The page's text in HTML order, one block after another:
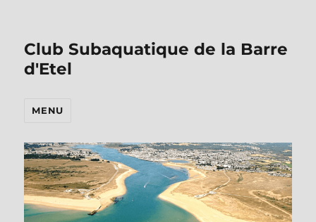
Club Subaquatique de la Barre
d'Etel
MENU